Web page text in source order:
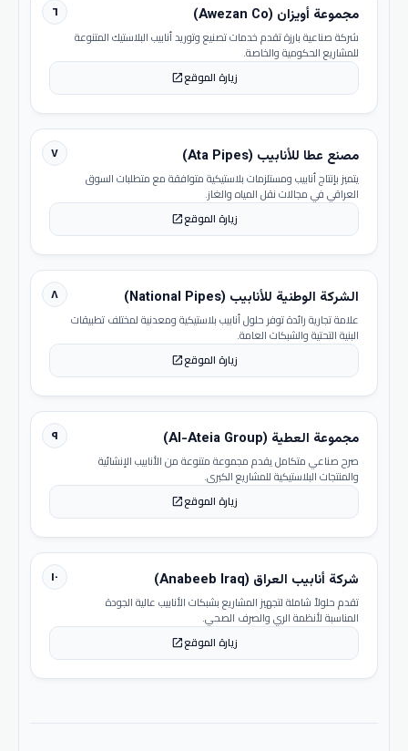
٦ مجموعة أويزان (Awezan Co)
شركة صناعية بارزة تقدم خدمات تصنيع وتوريد أنابيب البلاستيك المتنوعة
للمشاريع الحكومية والخاصة.
زيارة الموقعopen_in_new
٧ مصنع عطا للأنابيب (Ata Pipes)
يتميز بإنتاج أنابيب ومستلزمات بلاستيكية متوافقة مع متطلبات السوق
العراقي في مجالات نقل المياه والغاز.
زيارة الموقعopen_in_new
٨ الشركة الوطنية للأنابيب (National Pipes)
علامة تجارية رائدة توفر حلول أنابيب بلاستيكية ومعدنية لمختلف تطبيقات
البنية التحتية والشبكات العامة.
زيارة الموقعopen_in_new
٩ مجموعة العطية (Al-Ateia Group)
صرح صناعي متكامل يقدم مجموعة متنوعة من الأنابيب الإنشائية
والمنتجات البلاستيكية للمشاريع الكبرى.
زيارة الموقعopen_in_new
١٠ شركة أنابيب العراق (Anabeeb Iraq)
تقدم حلولاً شاملة لتجهيز المشاريع بشبكات الأنابيب عالية الجودة
المناسبة لأنظمة الري والصرف الصحي.
زيارة الموقعopen_in_new